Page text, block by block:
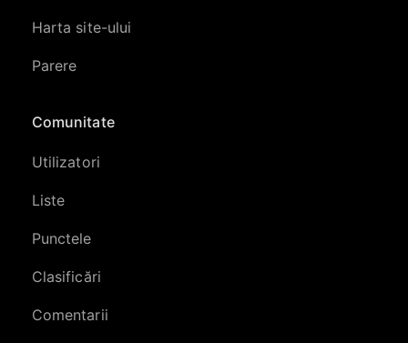
Harta site-ului
Parere
Comunitate
Utilizatori
Liste
Punctele
Clasificări
Comentarii